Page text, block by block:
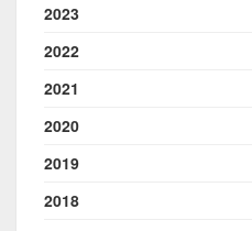
2023
2022
2021
2020
2019
2018